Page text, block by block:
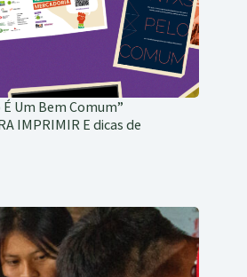
Um Bem Comum”
IMPRIMIR E dicas de